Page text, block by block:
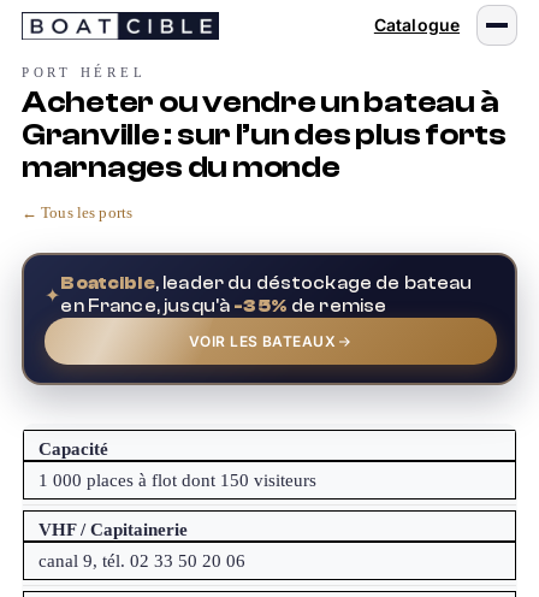
Passer
Catalogue
PORT HÉREL
Acheter ou vendre un bateau à
Granville : sur l’un des plus forts
marnages du monde
← Tous les ports
✦
Boatcible, leader du déstockage de bateau
en France, jusqu'à -35% de remise
VOIR LES BATEAUX
Capacité
1 000 places à flot dont 150 visiteurs
VHF / Capitainerie
canal 9, tél. 02 33 50 20 06